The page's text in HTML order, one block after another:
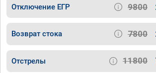
Отключение ЕГР 9800
Возврат стока 7800
Отстрелы 11800